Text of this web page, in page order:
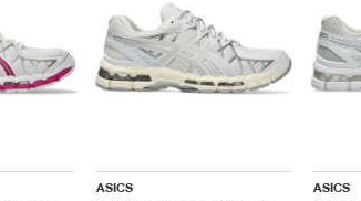
ASICS ASICS